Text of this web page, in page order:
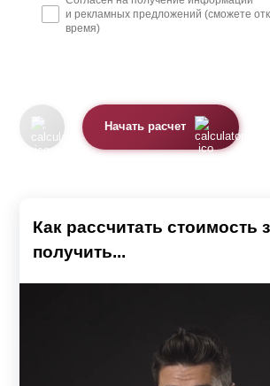
ранчо, существуют дизайнерские
секций забора подойдут любые
изготовлены из различных
после демонтажа старого полотна
крепления ламелей к направляющим,
кардинально изменить его внешний
и рекламных предложений (сможете
время)
Начать расчет
Как рассчитать стоимость
получить...